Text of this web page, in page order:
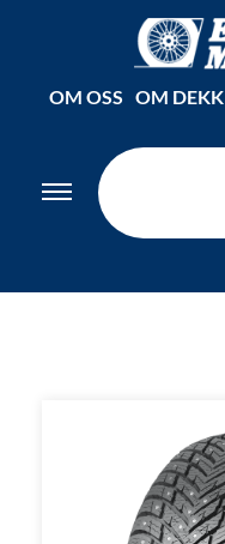
OM OSS OM DEKK